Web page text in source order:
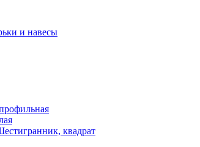
и навесы
квадрат